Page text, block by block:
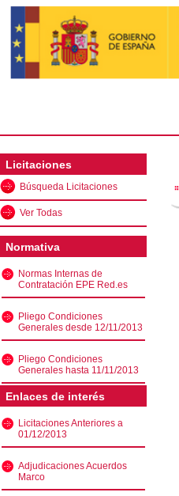
Licitaciones
Búsqueda Licitaciones
Ver Todas
Normativa
Normas Internas de
Contratación EPE Red.es
Pliego Condiciones
Generales desde 12/11/2013
Pliego Condiciones
Generales hasta 11/11/2013
Enlaces de interés
Licitaciones Anteriores a
01/12/2013
Adjudicaciones Acuerdos
Marco